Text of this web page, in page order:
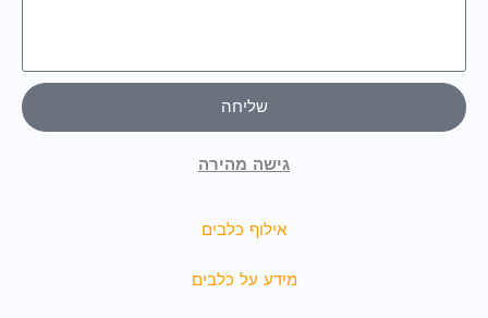
שליחה
גישה מהירה
אילוף כלבים
מידע על כלבים